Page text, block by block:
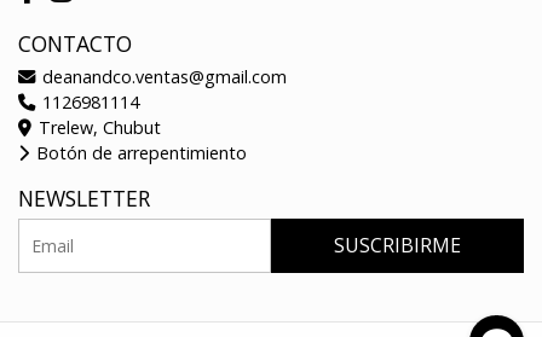
CONTACTO
deanandco.ventas@gmail.com
1126981114
Trelew, Chubut
Botón de arrepentimiento
NEWSLETTER
SUSCRIBIRME